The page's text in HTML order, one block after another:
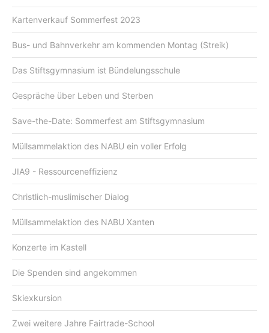
Kartenverkauf Sommerfest 2023
Bus- und Bahnverkehr am kommenden Montag (Streik)
Das Stiftsgymnasium ist Bündelungsschule
Gespräche über Leben und Sterben
Save-the-Date: Sommerfest am Stiftsgymnasium
Müllsammelaktion des NABU ein voller Erfolg
JIA9 - Ressourceneffizienz
Christlich-muslimischer Dialog
Müllsammelaktion des NABU Xanten
Konzerte im Kastell
Die Spenden sind angekommen
Skiexkursion
Zwei weitere Jahre Fairtrade-School